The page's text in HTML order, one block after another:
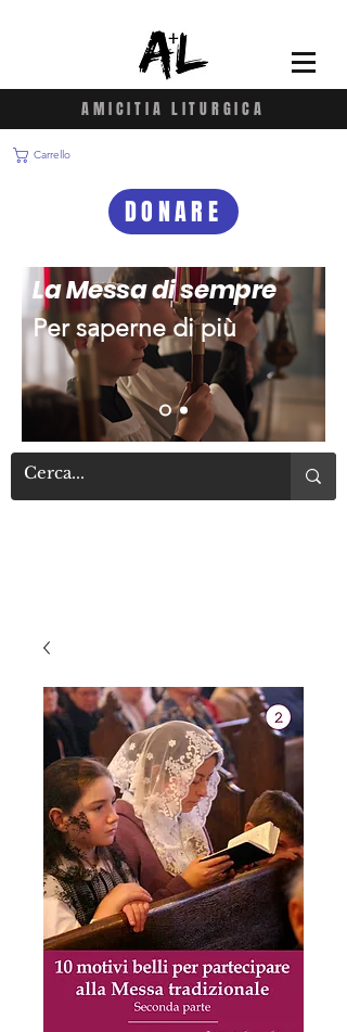
AMICITIA LITURGICA
Carrello
DONARE
La Messa di sempre
Per saperne di più